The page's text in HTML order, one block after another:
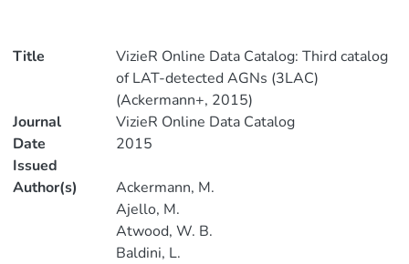
Title
VizieR Online Data Catalog: Third catalog
of LAT-detected AGNs (3LAC)
(Ackermann+, 2015)
Journal
VizieR Online Data Catalog
Date
Issued
2015
Author(s)
Ackermann, M.
Ajello, M.
Atwood, W. B.
Baldini, L.